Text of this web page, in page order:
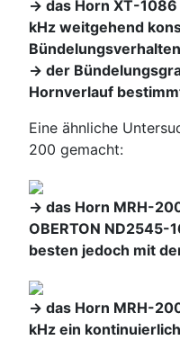
-> das Horn XT-
kHz weitgehend
Bündelungsverhalten
-> der
Hornverlauf
Eine ähnliche
200 gemacht:
-> das Horn MRH-
OBERTON ND2545-
besten jedoch mit
-> das Horn MRH-
kHz ein